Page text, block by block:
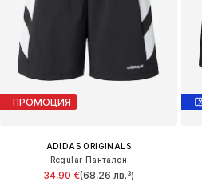
ПРОМОЦИЯ
ADIDAS ORIGINALS
Regular Панталон
34,90 €(68,26 лв.³)